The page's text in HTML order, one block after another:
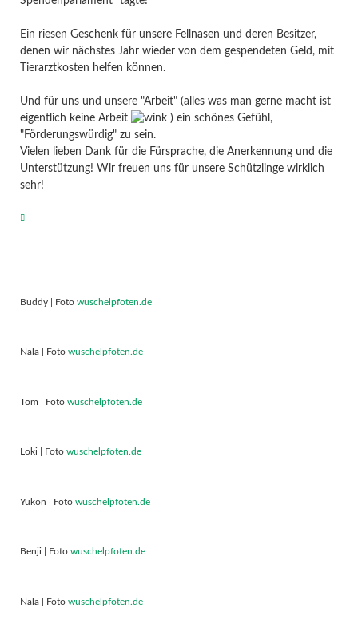
Ein riesen Geschenk für unsere Fellnasen und deren Besitzer,
denen wir nächstes Jahr wieder von dem gespendeten Geld, mit
Tierarztkosten helfen können.
Und für uns und unsere "Arbeit" (alles was man gerne macht ist
eigentlich keine Arbeit
) ein schönes Gefühl,
"Förderungswürdig" zu sein.
Vielen lieben Dank für die Fürsprache, die Anerkennung und die
Unterstützung! Wir freuen uns für unsere Schützlinge wirklich
sehr!
Buddy | Foto wuschelpfoten.de
Nala | Foto wuschelpfoten.de
Tom | Foto wuschelpfoten.de
Loki | Foto wuschelpfoten.de
Yukon | Foto wuschelpfoten.de
Benji | Foto wuschelpfoten.de
Nala | Foto wuschelpfoten.de